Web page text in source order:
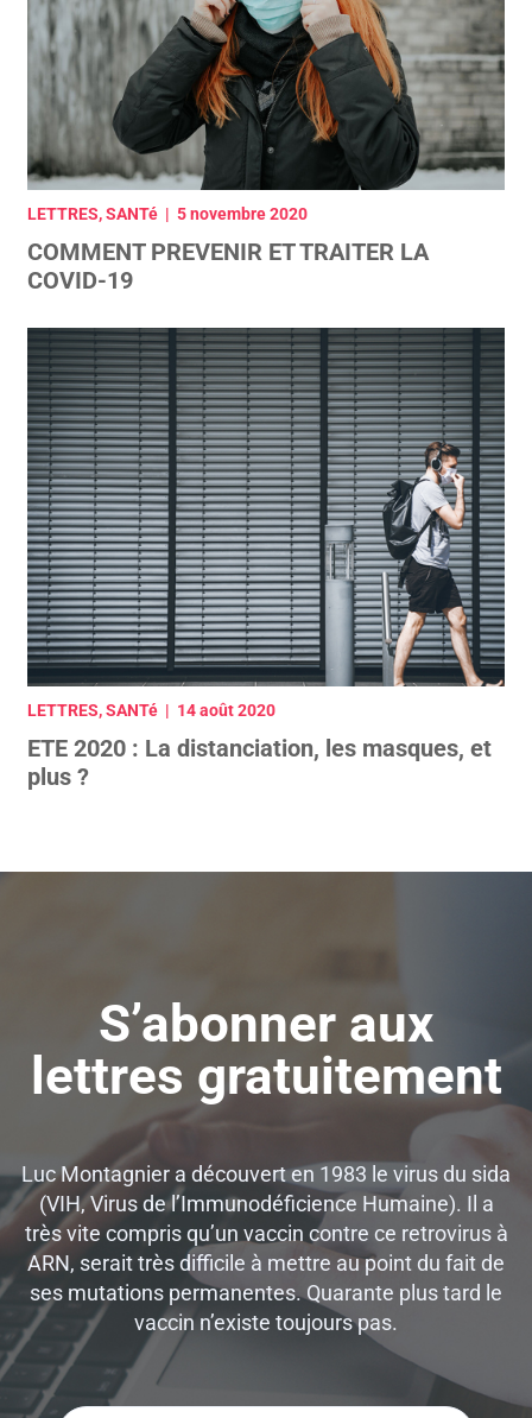
LETTRES, SANTé | 5 novembre 2020
COMMENT PREVENIR ET TRAITER LA
COVID-19
LETTRES, SANTé | 14 août 2020
ETE 2020 : La distanciation, les masques, et
plus ?
S’abonner aux
lettres gratuitement
Luc Montagnier a découvert en 1983 le virus du sida
(VIH, Virus de l’Immunodéficience Humaine). Il a
très vite compris qu’un vaccin contre ce retrovirus à
ARN, serait très difficile à mettre au point du fait de
ses mutations permanentes. Quarante plus tard le
vaccin n’existe toujours pas.